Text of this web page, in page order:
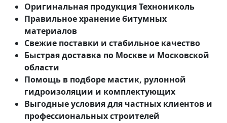
Оригинальная продукция Технониколь
Правильное хранение битумных
материалов
Свежие поставки и стабильное качество
Быстрая доставка по Москве и Московской
области
Помощь в подборе мастик, рулонной
гидроизоляции и комплектующих
Выгодные условия для частных клиентов и
профессиональных строителей